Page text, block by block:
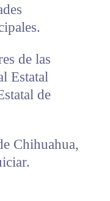
de las
Estatal
de
Chihuahua,